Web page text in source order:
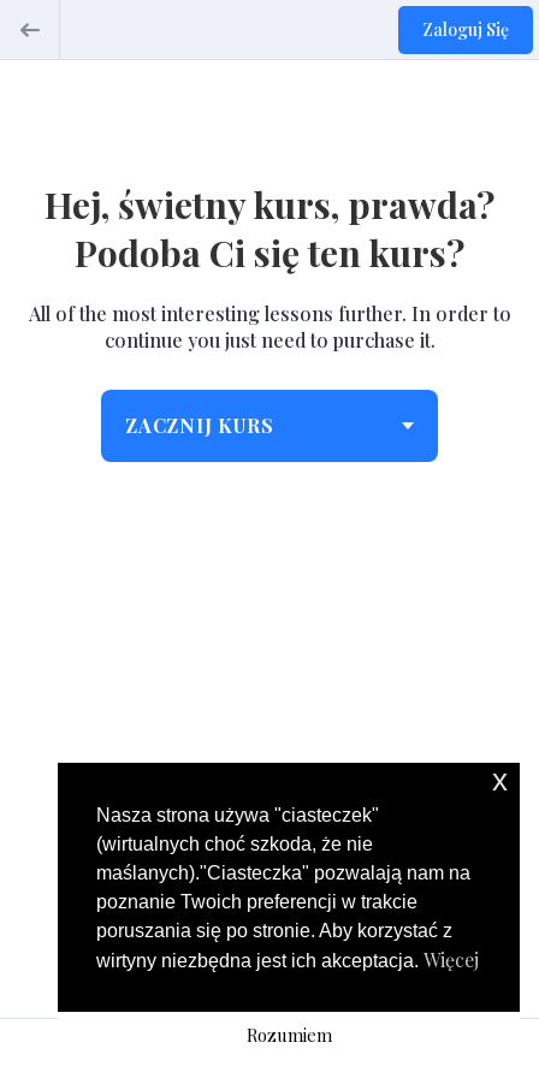
Zaloguj Się
Hej, świetny kurs, prawda?
Podoba Ci się ten kurs?
All of the most interesting lessons further. In order to
continue you just need to purchase it.
ZACZNIJ KURS
Nasza strona używa "ciasteczek"
(wirtualnych choć szkoda, że nie
maślanych)."Ciasteczka" pozwalają nam na
poznanie Twoich preferencji w trakcie
poruszania się po stronie. Aby korzystać z
wirtyny niezbędna jest ich akceptacja. Więcej
Rozumiem
x